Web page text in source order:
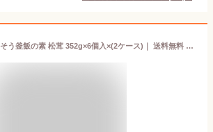
イチビキ ごちそう釜飯の素 松茸 352g×6個入×(2ケース)｜ 送料無料 調味料 炊き込みごはんの素 ご飯